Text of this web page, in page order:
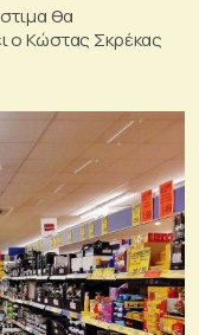
θα
ο Κώστας Σκρέκας